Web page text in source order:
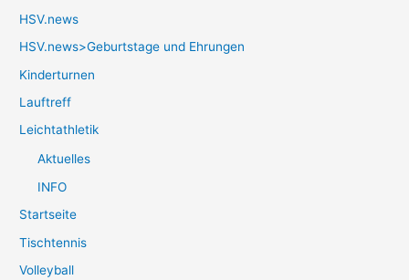
HSV.news
HSV.news>Geburtstage und Ehrungen
Kinderturnen
Lauftreff
Leichtathletik
Aktuelles
INFO
Startseite
Tischtennis
Volleyball